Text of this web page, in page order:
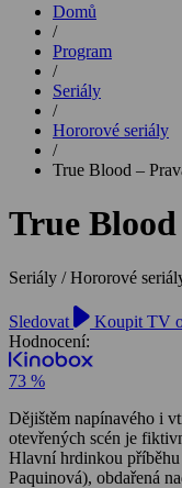
Domů
/
Program
/
Seriály
/
Hororové seriály
/
True Blood –
True
Seriály / Hororové
Sledovat
Koupit TV
Hodnocení:
73 %
Dějištěm napínavého i
otevřených scén je
Hlavní hrdinkou příběhu
Paquinová), obdařená